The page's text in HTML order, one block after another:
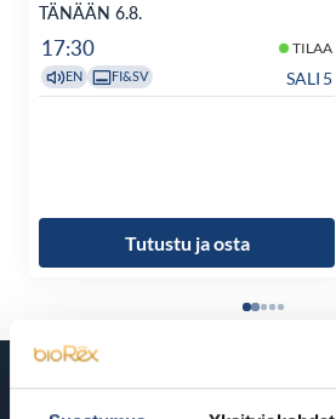
TÄNÄÄN 6.8.
17:30 TILAA
EN FI&SV SALI 5
Tutustu ja osta
Tulossa